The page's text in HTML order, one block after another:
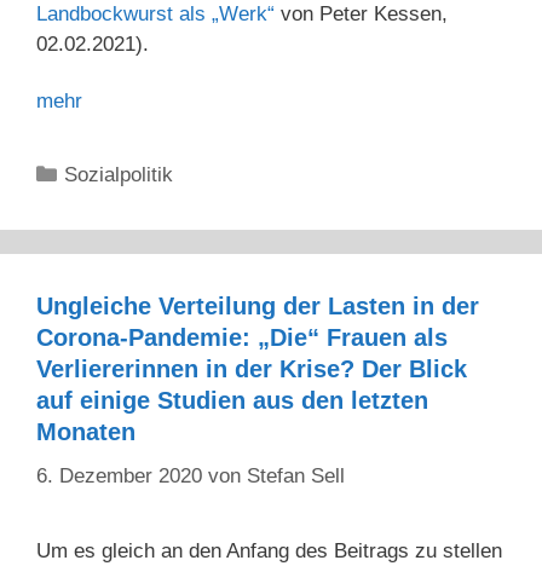
Landbockwurst als „Werk“ von Peter Kessen,
02.02.2021).
mehr
Kategorien
Sozialpolitik
Ungleiche Verteilung der Lasten in der
Corona-Pandemie: „Die“ Frauen als
Verliererinnen in der Krise? Der Blick
auf einige Studien aus den letzten
Monaten
6. Dezember 2020 von Stefan Sell
Um es gleich an den Anfang des Beitrags zu stellen